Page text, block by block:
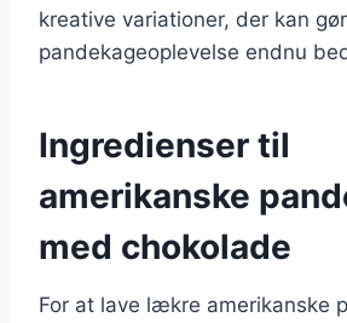
kreative variationer, der kan
pandekageoplevelse endnu
Ingredienser til
amerikanske
med chokolade
For at lave lækre amerikanske